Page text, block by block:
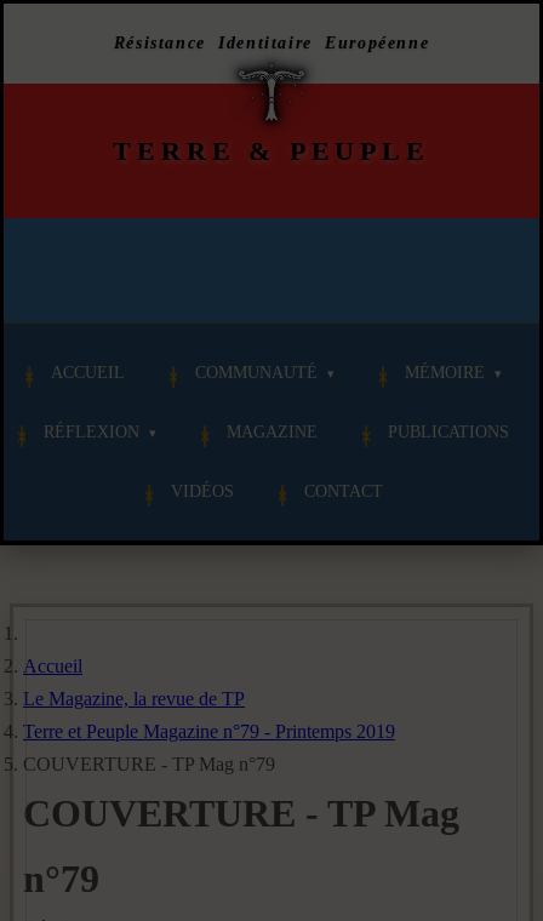
Résistance Identitaire Européenne
TERRE & PEUPLE
ACCUEIL COMMUNAUTÉ MÉMOIRE
RÉFLEXION MAGAZINE PUBLICATIONS
VIDÉOS CONTACT
Accueil
Le Magazine, la revue de TP
Terre et Peuple Magazine n°79 - Printemps 2019
COUVERTURE - TP Mag n°79
COUVERTURE - TP Mag
n°79